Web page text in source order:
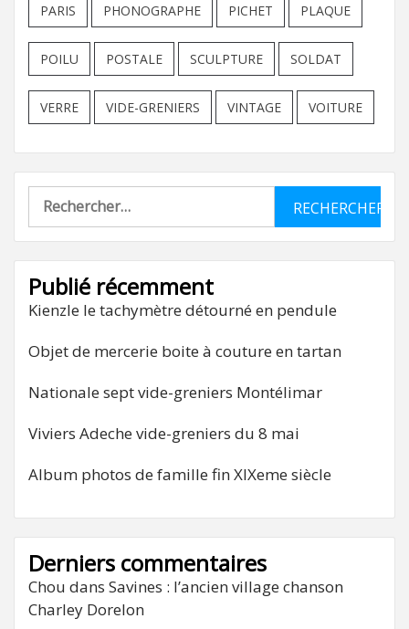
PARIS PHONOGRAPHE PICHET PLAQUE
POILU POSTALE SCULPTURE SOLDAT
VERRE VIDE-GRENIERS VINTAGE VOITURE
Rechercher :
Publié récemment
Kienzle le tachymètre détourné en pendule
Objet de mercerie boite à couture en tartan
Nationale sept vide-greniers Montélimar
Viviers Adeche vide-greniers du 8 mai
Album photos de famille fin XIXeme siècle
Derniers commentaires
Chou dans Savines : l’ancien village chanson
Charley Dorelon